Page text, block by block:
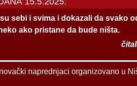
sebi i svima i dokazali da svako
ako pristane da bude ništa.
naprednjaci organizovano u